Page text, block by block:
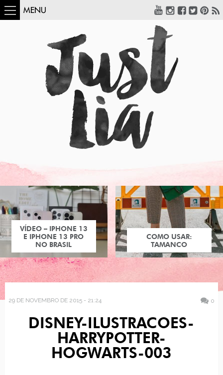
MENU
COMO USAR:
TAMANCO
29 DE NOVEMBRO DE 2015 - 21:24 0
DISNEY-ILUSTRACOES-
HARRYPOTTER-
HOGWARTS-003